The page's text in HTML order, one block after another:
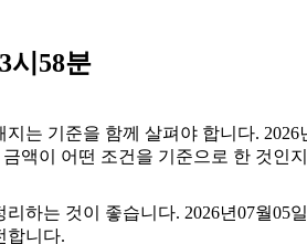
시58분
기준을 함께 살펴야 합니다. 2026
액이 어떤 조건을 기준으로 한 것인
는 것이 좋습니다. 2026년07월05
합니다.